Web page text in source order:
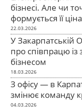
бізнесі. Але чи
формується її
22.03.2026
У
про співпрацю із
бізнесом
18.03.2026
З офісу — в
змінює команду
04.03.2026